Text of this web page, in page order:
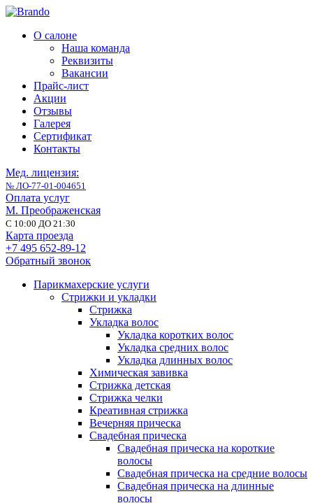
О салоне
Наша команда
Реквизиты
Вакансии
Прайс-лист
Акции
Отзывы
Галерея
Сертификат
Контакты
Мед. лицензия:
№ ЛО-77-01-004651
Оплата услуг
М. Преображенская
С 10:00 ДО 21:30
Карта проезда
+7 495 652-89-12
Обратный звонок
Парикмахерские услуги
Стрижки и укладки
Стрижка
Укладка волос
Укладка коротких волос
Укладка средних волос
Укладка длинных волос
Химическая завивка
Стрижка детская
Стрижка челки
Креативная стрижка
Вечерняя прическа
Свадебная прическа
Свадебная прическа на короткие
волосы
Свадебная прическа на средние волосы
Свадебная прическа на длинные
волосы